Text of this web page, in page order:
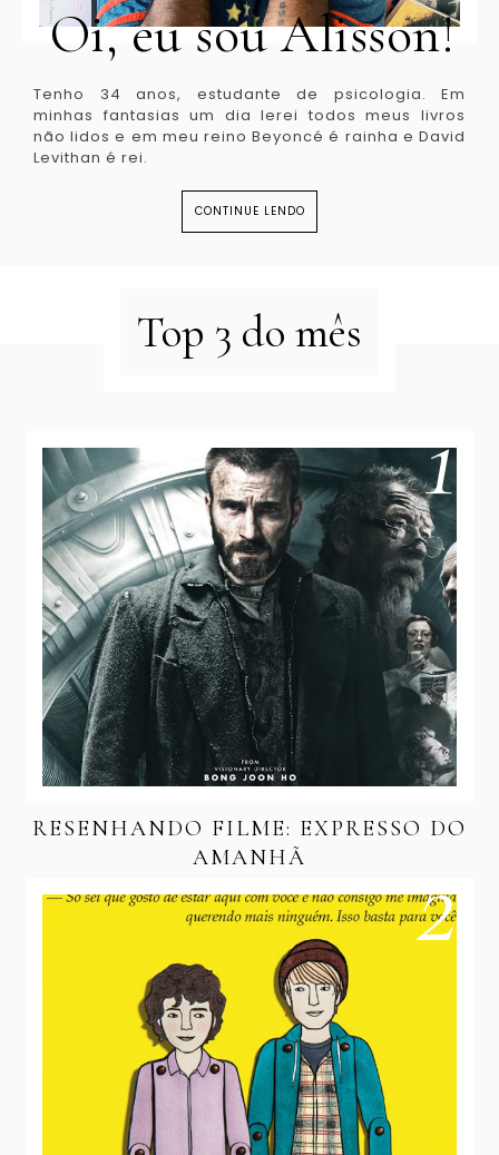
Oi, eu sou Alisson!
Tenho 34 anos, estudante de psicologia. Em
minhas fantasias um dia lerei todos meus livros
não lidos e em meu reino Beyoncé é rainha e David
Levithan é rei.
CONTINUE LENDO
Top 3 do mês
RESENHANDO FILME: EXPRESSO DO
AMANHÃ